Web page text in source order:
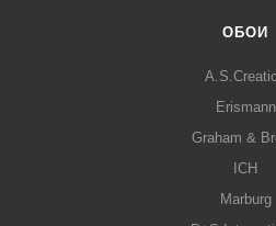
ОБОИ
Erismann
Graham &
ICH
Marburg